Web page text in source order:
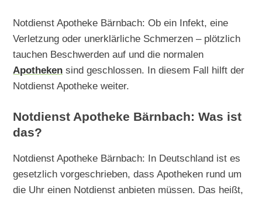
Notdienst Apotheke Bärnbach: Ob ein Infekt, eine
Verletzung oder unerklärliche Schmerzen – plötzlich
tauchen Beschwerden auf und die normalen
Apotheken sind geschlossen. In diesem Fall hilft der
Notdienst Apotheke weiter.
Notdienst Apotheke Bärnbach: Was ist
das?
Notdienst Apotheke Bärnbach: In Deutschland ist es
gesetzlich vorgeschrieben, dass Apotheken rund um
die Uhr einen Notdienst anbieten müssen. Das heißt,